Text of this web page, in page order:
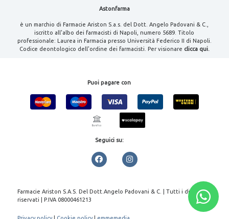
Astonfarma
è un marchio di Farmacie Ariston S.a.s. del Dott. Angelo Padovani & C.,
iscritto all'albo dei farmacisti di Napoli, numero 5689. Titolo
professionale: Laurea in Farmacia presso Università Federico II di Napoli.
Codice deontologico dell'ordine dei farmacisti. Per visionare clicca qui.
Puoi pagare con
Seguici su:
Farmacie Ariston S.A.S. Del Dott.Angelo Padovani & C. | Tutti i diritti
riservati | P.IVA 08000461213